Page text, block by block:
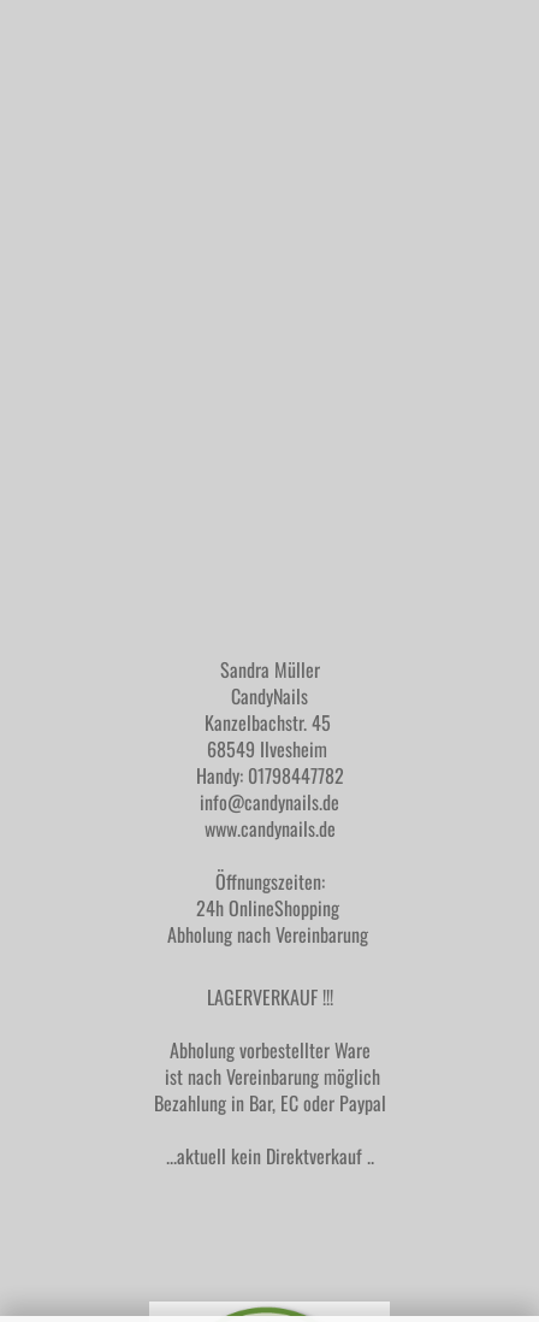
Sandra Müller
CandyNails
Kanzelbachstr. 45
68549 Ilvesheim
Handy: 01798447782
info@candynails.de
www.candynails.de
Öffnungszeiten:
24h OnlineShopping
Abholung nach Vereinbarung
LAGERVERKAUF !!!
Abholung vorbestellter Ware
ist nach Vereinbarung möglich
Bezahlung in Bar, EC oder Paypal
...aktuell kein Direktverkauf ..